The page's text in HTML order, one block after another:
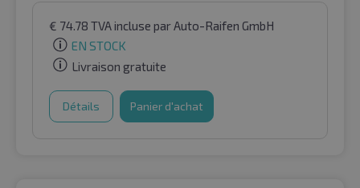
€ 74.78 TVA incluse par Auto-Raifen GmbH
EN STOCK
Livraison gratuite
Détails Panier d'achat